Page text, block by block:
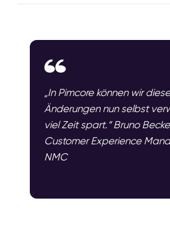
„In Pimcore können wir diese
Änderungen nun selbst
viel Zeit spart.“ Bruno
Customer Experience
NMC